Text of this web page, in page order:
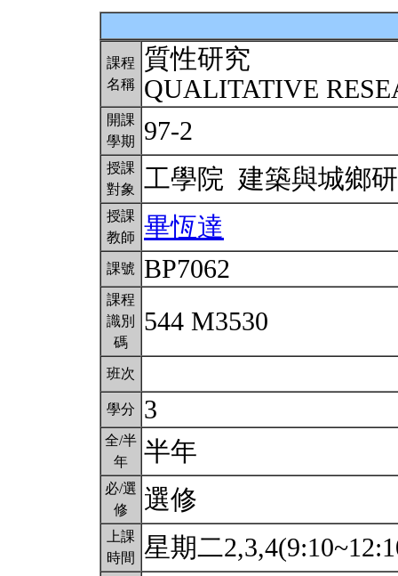
課程
名稱
質性研究
QUALITATIVE
開課
學期
97-2
授課
對象
工學院 建築與城鄉
授課
教師
畢恆達
課號 BP7062
課程
識別
碼
544 M3530
班次
學分 3
全/半
年
半年
必/選
修
選修
上課
時間
星期二